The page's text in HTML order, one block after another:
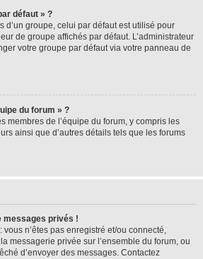
défaut » ?
d’un groupe, celui par défaut est utilisé pour
de groupe affichés par défaut. L’administrateur
votre groupe par défaut via votre panneau de
du forum » ?
membres de l’équipe du forum, y compris les
ainsi que d’autres détails tels que les forums
messages privés !
vous n’êtes pas enregistré et/ou connecté,
messagerie privée sur l’ensemble du forum, ou
d’envoyer des messages. Contactez